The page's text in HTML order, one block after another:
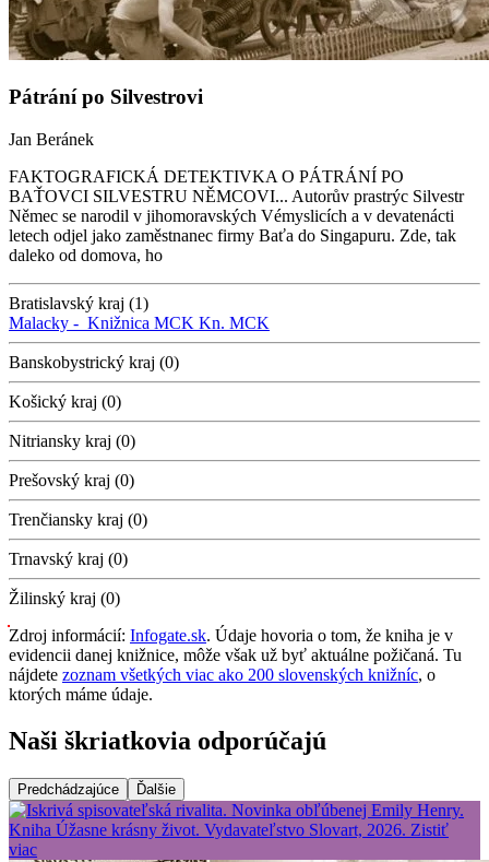
Pátrání po Silvestrovi
Jan Beránek
FAKTOGRAFICKÁ DETEKTIVKA O PÁTRÁNÍ PO
BAŤOVCI SILVESTRU NĚMCOVI... Autorův prastrýc Silvestr
Němec se narodil v jihomoravských Vémyslicích a v devatenácti
letech odjel jako zaměstnanec firmy Baťa do Singapuru. Zde, tak
daleko od domova, ho
Bratislavský kraj (1)
Malacky - Knižnica MCK Kn. MCK
Banskobystrický kraj (0)
Košický kraj (0)
Nitriansky kraj (0)
Prešovský kraj (0)
Trenčiansky kraj (0)
Trnavský kraj (0)
Žilinský kraj (0)
Zdroj informácií: Infogate.sk. Údaje hovoria o tom, že kniha je v
evidencii danej knižnice, môže však už byť aktuálne požičaná. Tu
nájdete zoznam všetkých viac ako 200 slovenských knižníc, o
ktorých máme údaje.
Naši škriatkovia odporúčajú
Predchádzajúce Ďalšie